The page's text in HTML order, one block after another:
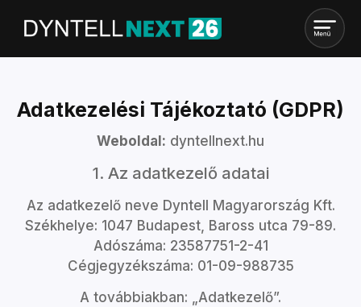
Adatkezelési Tájékoztató (GDPR)
Weboldal: dyntellnext.hu
1. Az adatkezelő adatai
Az adatkezelő neve Dyntell Magyarország Kft.
Székhelye: 1047 Budapest, Baross utca 79-89.
Adószáma: 23587751-2-41
Cégjegyzékszáma: 01-09-988735
A továbbiakban: „Adatkezelő”.